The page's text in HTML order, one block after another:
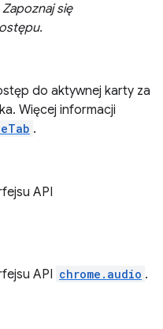
Zapoznaj się
do aktywnej karty za
Więcej informacji
.
API
API chrome.audio .